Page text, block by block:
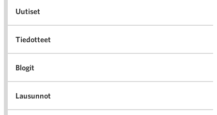
Uutiset
Tiedotteet
Blogit
Lausunnot